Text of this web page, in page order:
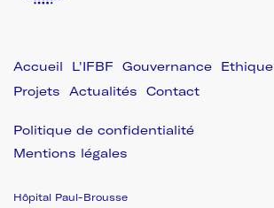
L'IFBF Gouvernance Ethique
Projets
Actualités Contact
Politique de confidentialité
Mentions légales
Hôpital Paul-Brousse